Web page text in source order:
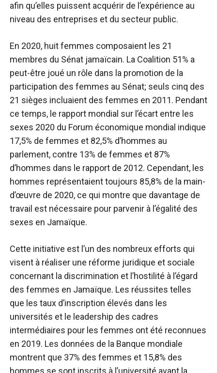
afin qu’elles puissent acquérir de l’expérience au
niveau des entreprises et du secteur public.
En 2020, huit femmes composaient les 21
membres du Sénat jamaïcain. La Coalition 51% a
peut-être joué un rôle dans la promotion de la
participation des femmes au Sénat; seuls cinq des
21 sièges incluaient des femmes en 2011. Pendant
ce temps, le rapport mondial sur l’écart entre les
sexes 2020 du Forum économique mondial indique
17,5% de femmes et 82,5% d’hommes au
parlement, contre 13% de femmes et 87%
d’hommes dans le rapport de 2012. Cependant, les
hommes représentaient toujours 85,8% de la main-
d’œuvre de 2020, ce qui montre que davantage de
travail est nécessaire pour parvenir à l’égalité des
sexes en Jamaïque.
Cette initiative est l’un des nombreux efforts qui
visent à réaliser une réforme juridique et sociale
concernant la discrimination et l’hostilité à l’égard
des femmes en Jamaïque. Les réussites telles
que les taux d’inscription élevés dans les
universités et le leadership des cadres
intermédiaires pour les femmes ont été reconnues
en 2019. Les données de la Banque mondiale
montrent que 37% des femmes et 15,8% des
hommes se sont inscrits à l’université avant la